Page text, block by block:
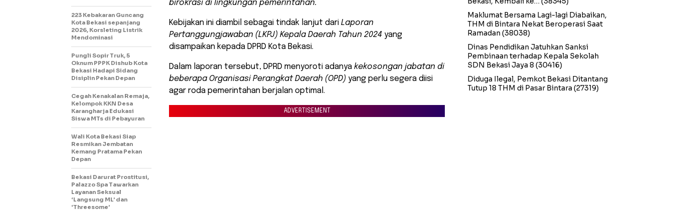
birokrasi di lingkungan pemerintahan.
Kebijakan ini diambil sebagai tindak lanjut dari Laporan
Pertanggungjawaban (LKPJ) Kepala Daerah Tahun 2024 yang
disampaikan kepada DPRD Kota Bekasi.
Dalam laporan tersebut, DPRD menyoroti adanya kekosongan jabatan di
beberapa Organisasi Perangkat Daerah (OPD) yang perlu segera diisi
agar roda pemerintahan berjalan optimal.
ADVERTISEMENT
223 Kebakaran Guncang
Kota Bekasi sepanjang
2026, Korsleting Listrik
Mendominasi
Pungli Sopir Truk, 5
Oknum PPPK Dishub Kota
Bekasi Hadapi Sidang
Disiplin Pekan Depan
Cegah Kenakalan Remaja,
Kelompok KKN Desa
Karangharja Edukasi
Siswa MTs di Pebayuran
Wali Kota Bekasi Siap
Resmikan Jembatan
Kemang Pratama Pekan
Depan
Bekasi Darurat Prostitusi,
Palazzo Spa Tawarkan
Layanan Seksual
‘Langsung ML’ dan
‘Threesome’
Maklumat Bersama Lagi-lagi Diabaikan,
THM di Bintara Nekat Beroperasi Saat
Ramadan (38038)
Dinas Pendidikan Jatuhkan Sanksi
Pembinaan terhadap Kepala Sekolah
SDN Bekasi Jaya 8 (30416)
Diduga Ilegal, Pemkot Bekasi Ditantang
Tutup 18 THM di Pasar Bintara (27319)